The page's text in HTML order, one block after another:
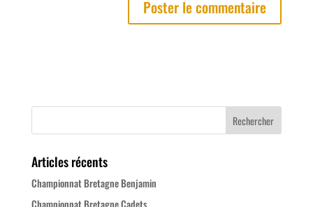
Articles récents
Championnat Bretagne Benjamin
Championnat Bretagne Cadets